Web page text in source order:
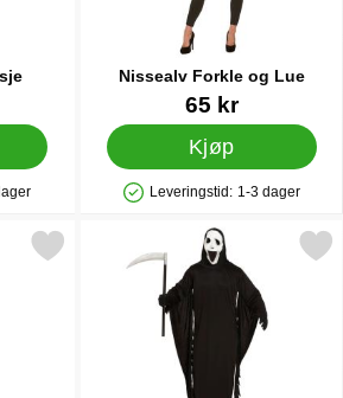
lager
Nissealv Forkle og Lue
Varenummer 20153
65 kr
Kjøp
Produkttilgjengelighet: På lager
Leveringstid: 1-3 dager
Claus Drakt som favorittMerk demon Ghost